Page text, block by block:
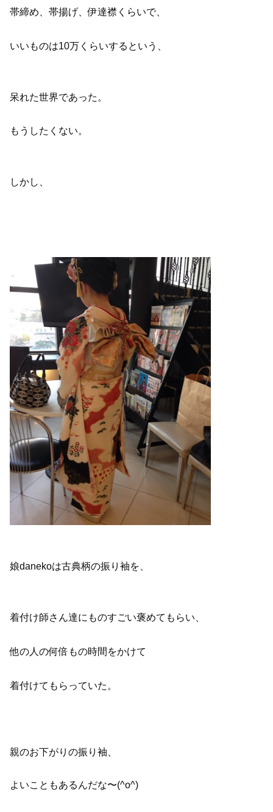
帯締め、帯揚げ、伊達襟くらいで、
いいものは10万くらいするという、
呆れた世界であった。
もうしたくない。
しかし、
娘danekoは古典柄の振り袖を、
着付け師さん達にものすごい褒めてもらい、
他の人の何倍もの時間をかけて
着付けてもらっていた。
親のお下がりの振り袖、
よいこともあるんだな〜(^o^)